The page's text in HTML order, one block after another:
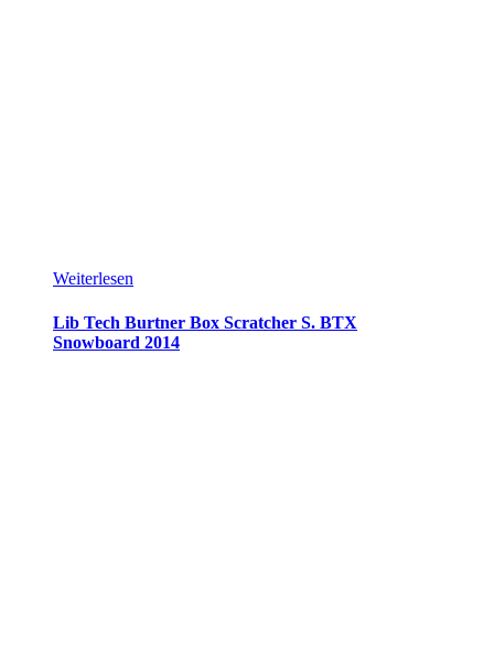
Weiterlesen
Lib Tech Burtner Box Scratcher S. BTX
Snowboard 2014